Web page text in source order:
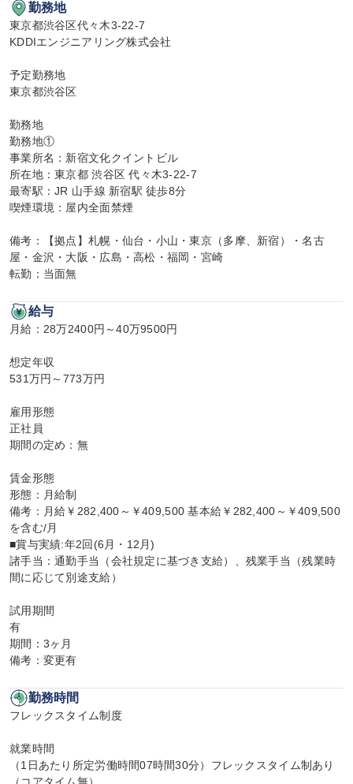
勤務地
東京都渋谷区代々木3-22-7
KDDIエンジニアリング株式会社
予定勤務地
東京都渋谷区
勤務地
勤務地①
事業所名：新宿文化クイントビル
所在地：東京都 渋谷区 代々木3-22-7
最寄駅：JR 山手線 新宿駅 徒歩8分
喫煙環境：屋内全面禁煙
備考：【拠点】札幌・仙台・小山・東京（多摩、新宿）・名古
屋・金沢・大阪・広島・高松・福岡・宮崎
転勤：当面無
給与
月給：28万2400円～40万9500円
想定年収
531万円～773万円
雇用形態
正社員
期間の定め：無
賃金形態
形態：月給制
備考：月給￥282,400～￥409,500 基本給￥282,400～￥409,500
を含む/月
■賞与実績:年2回(6月・12月)
諸手当：通勤手当（会社規定に基づき支給）、残業手当（残業時
間に応じて別途支給）
試用期間
有
期間：3ヶ月
備考：変更有
勤務時間
フレックスタイム制度
就業時間
（1日あたり所定労働時間07時間30分）フレックスタイム制あり